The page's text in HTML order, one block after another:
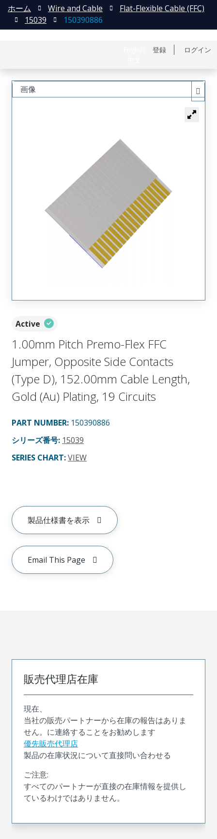
登録 ログイン
ホーム Wire and Cable
Flat-Flexible Cable (FFC)
15039
150390886
Active
1.00mm Pitch Premo-Flex FFC
Jumper, Opposite Side Contacts
(Type D), 152.00mm Cable Length,
Gold (Au) Plating, 19 Circuits
PART NUMBER: 150390886
シリーズ番号: 15039
SERIES CHART:VIEW
製品仕様書を表示
Email This Page
画像
販売代理店在庫
現在、
当社の販売パートナーから在庫の報告はありま
せん。に連絡することをお勧めします
優先販売代理店
製品の在庫状況について直接問い合わせる
ご注意:
すべてのパートナーが直接の在庫情報を提供し
ているわけではありません。